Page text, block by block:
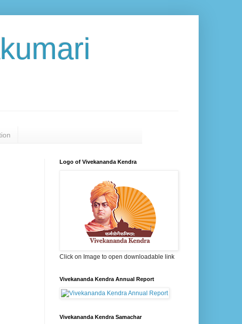
Logo of Vivekananda Kendra
Click on Image to open downloadable link
Vivekananda Kendra Annual Report
Vivekananda Kendra Samachar